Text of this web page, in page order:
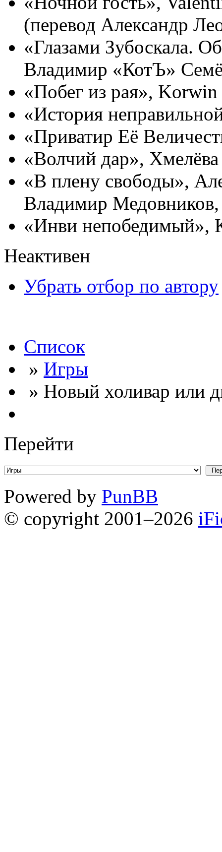
(перевод Александр
«Глазами Зубоскала.
Владимир «КотЪ»
«Побег из рая»,
«История
«Приватир Её
«Волчий дар»,
«В плену свободы»,
Владимир
«Инви непобедимый»,
Неактивен
Убрать отбор по автору
Список
» Игры
» Новый холивар или
Перейти
Powered by PunBB
© copyright 2001–2026